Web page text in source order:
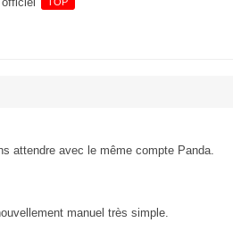
attendre avec le même compte Panda.
manuel très simple.